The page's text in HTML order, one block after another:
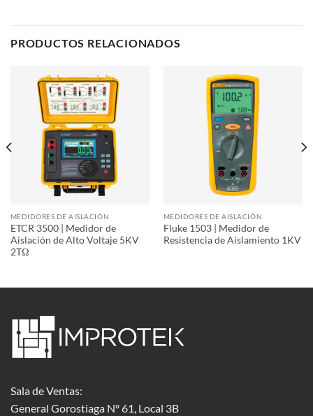
PRODUCTOS RELACIONADOS
MEDIDORES DE AISLACIÓN
ETCR 3500 | Medidor de
Aislación de Alto Voltaje 5KV
2TΩ
MEDIDORES DE AISLACIÓN
Fluke 1503 | Medidor de
Resistencia de Aislamiento 1KV
Sala de Ventas:
General Gorostiaga Nº 61, Local 3B